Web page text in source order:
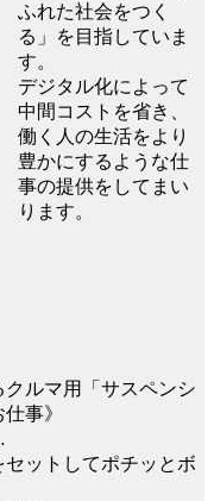
ふれた社会をつく
る」を目指していま
す。
デジタル化によって
中間コストを省き、
働く人の生活をより
豊かにするような仕
事の提供をしてまい
ります。
クルマ用「サスペンシ
事》
セットしてポチッとボ